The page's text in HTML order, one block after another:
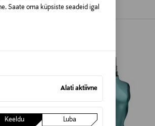
Saate oma küpsiste seadeid igal
Alati aktiivne
Keeldu Luba